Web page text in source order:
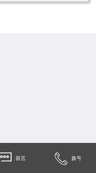
留言 拨号